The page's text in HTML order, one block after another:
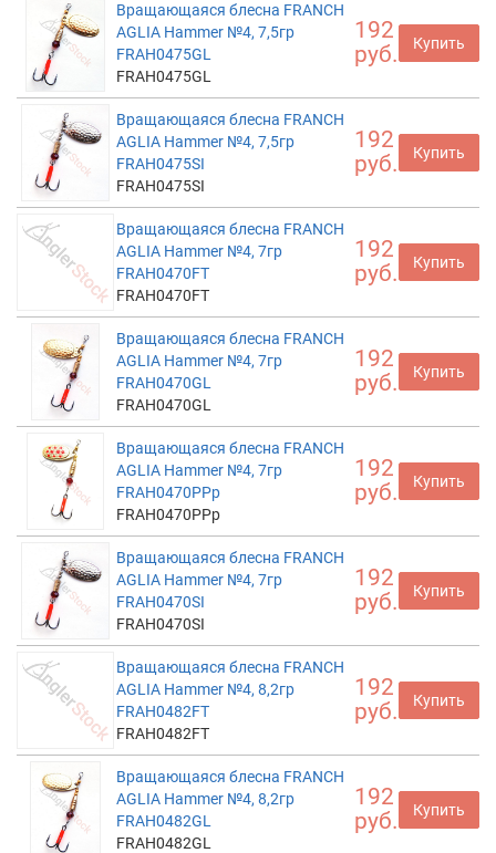
Вращающаяся блесна FRANCH
AGLIA Hammer №4, 7,5гр
FRAH0475GL
FRAH0475GL
192
руб.
Купить
Вращающаяся блесна FRANCH
AGLIA Hammer №4, 7,5гр
FRAH0475SI
FRAH0475SI
192
руб.
Купить
Вращающаяся блесна FRANCH
AGLIA Hammer №4, 7гр
FRAH0470FT
FRAH0470FT
192
руб.
Купить
Вращающаяся блесна FRANCH
AGLIA Hammer №4, 7гр
FRAH0470GL
FRAH0470GL
192
руб.
Купить
Вращающаяся блесна FRANCH
AGLIA Hammer №4, 7гр
FRAH0470PPp
FRAH0470PPp
192
руб.
Купить
Вращающаяся блесна FRANCH
AGLIA Hammer №4, 7гр
FRAH0470SI
FRAH0470SI
192
руб.
Купить
Вращающаяся блесна FRANCH
AGLIA Hammer №4, 8,2гр
FRAH0482FT
FRAH0482FT
192
руб.
Купить
Вращающаяся блесна FRANCH
AGLIA Hammer №4, 8,2гр
FRAH0482GL
FRAH0482GL
192
руб.
Купить